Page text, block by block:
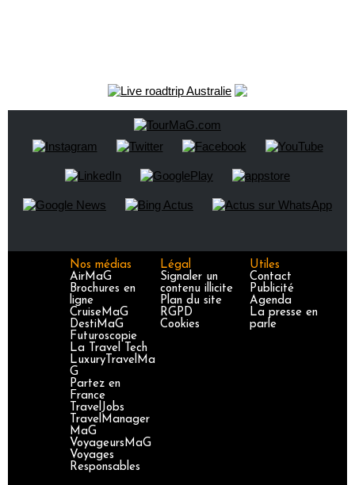
Nos médias
AirMaG
Brochures en
ligne
CruiseMaG
DestiMaG
Futuroscopie
La Travel Tech
LuxuryTravelMa
G
Partez en
France
TravelJobs
TravelManager
MaG
VoyageursMaG
Voyages
Responsables
Légal
Signaler un
contenu illicite
Plan du site
RGPD
Cookies
Utiles
Contact
Publicité
Agenda
La presse en
parle